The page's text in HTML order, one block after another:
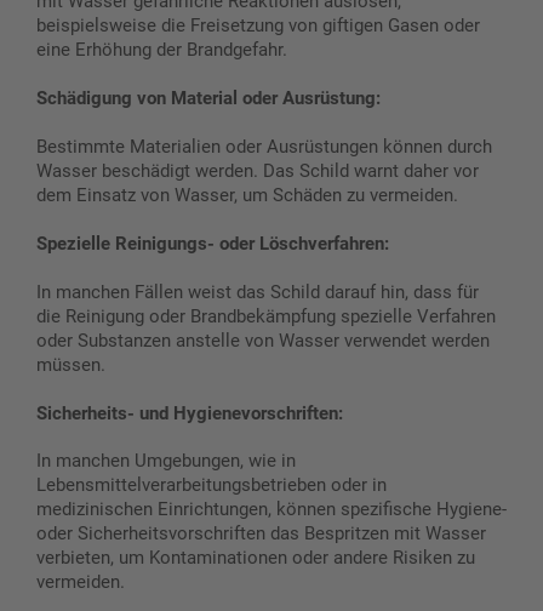
beispielsweise die Freisetzung von giftigen Gasen oder
eine Erhöhung der Brandgefahr.
Schädigung von Material oder Ausrüstung:
Bestimmte Materialien oder Ausrüstungen können durch
Wasser beschädigt werden. Das Schild warnt daher vor
dem Einsatz von Wasser, um Schäden zu vermeiden.
Spezielle Reinigungs- oder Löschverfahren:
In manchen Fällen weist das Schild darauf hin, dass für
die Reinigung oder Brandbekämpfung spezielle Verfahren
oder Substanzen anstelle von Wasser verwendet werden
müssen.
Sicherheits- und Hygienevorschriften:
In manchen Umgebungen, wie in
Lebensmittelverarbeitungsbetrieben oder in
medizinischen Einrichtungen, können spezifische Hygiene-
oder Sicherheitsvorschriften das Bespritzen mit Wasser
verbieten, um Kontaminationen oder andere Risiken zu
vermeiden.